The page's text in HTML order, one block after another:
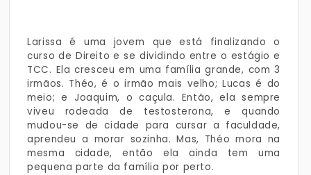
Larissa é uma jovem que está finalizando o
curso de Direito e se dividindo entre o estágio e
TCC. Ela cresceu em uma família grande, com 3
irmãos. Théo, é o irmão mais velho; Lucas é do
meio; e Joaquim, o caçula. Então, ela sempre
viveu rodeada de testosterona, e quando
mudou-se de cidade para cursar a faculdade,
aprendeu a morar sozinha. Mas, Théo mora na
mesma cidade, então ela ainda tem uma
pequena parte da família por perto.